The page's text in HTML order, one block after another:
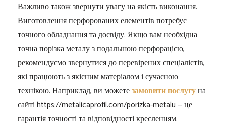
Важливо також звернути увагу на якість виконання.
Виготовлення перфорованих елементів потребує
точного обладнання та досвіду. Якщо вам необхідна
точна порізка металу з подальшою перфорацією,
рекомендуємо звернутися до перевірених спеціалістів,
які працюють з якісним матеріалом і сучасною
технікою. Наприклад, ви можетезамовити послугуна
сайті https://metalicaprofil.com/porizka-metalu — це
гарантія точності та відповідності кресленням.